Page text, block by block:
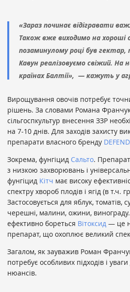
«Зараз починає відігравати
Також вже виходимо на хороші
позаминулому році був
Кавун реалізовуємо свіжий. На
країнах Балтії», — кажуть у
Вирощування овочів потребує
рішень. За словами Романа
сільгоспкультур внесення ЗЗР
на 7-10 днів. Для заходів захисту
препарати власного бренду
Зокрема, фунгіцид Сальто.
з низкою захворювань і
фунгіцид Кітч має високу
спектру хвороб плодів і ягід (в т.ч.
Застосовується для яблук, томатів,
черешні, малини, ожини,
ефективно бореться Вітоксид — це
препарат, що охоплює великий
Загалом, як зауважив Роман
потребує особливих підходів і
нюансів.